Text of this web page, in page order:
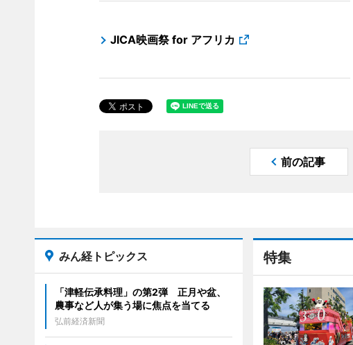
JICA映画祭 for アフリカ
前の記事
特集
みん経トピックス
「津軽伝承料理」の第2弾 正月や盆、
農事など人が集う場に焦点を当てる
弘前経済新聞